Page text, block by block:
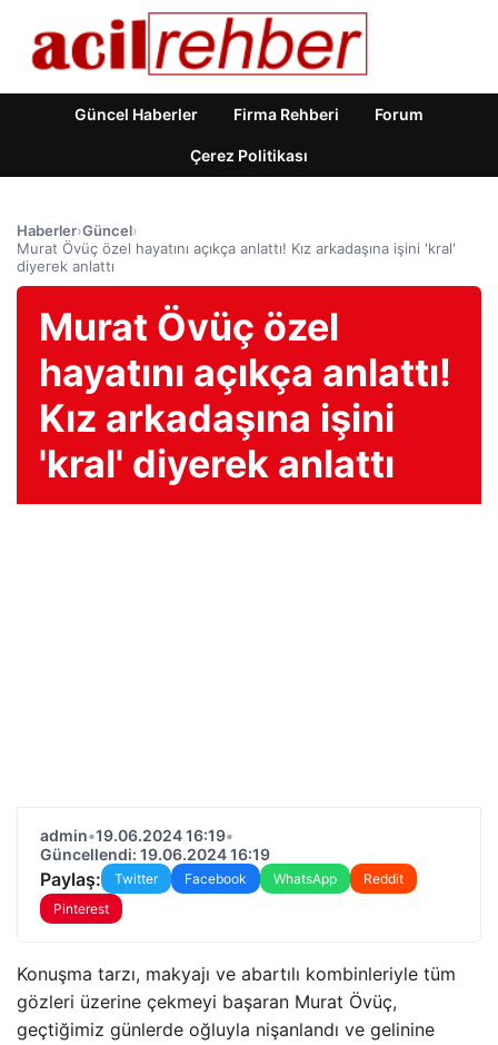
Güncel Haberler Firma Rehberi Forum
Çerez Politikası
Haberler›Güncel›
Murat Övüç özel hayatını açıkça anlattı! Kız arkadaşına işini 'kral'
diyerek anlattı
Murat Övüç özel
hayatını açıkça anlattı!
Kız arkadaşına işini
'kral' diyerek anlattı
admin•19.06.2024 16:19•
Güncellendi: 19.06.2024 16:19
Paylaş: Twitter Facebook WhatsApp
Reddit
Pinterest
Konuşma tarzı, makyajı ve abartılı kombinleriyle tüm
gözleri üzerine çekmeyi başaran Murat Övüç,
geçtiğimiz günlerde oğluyla nişanlandı ve gelinine